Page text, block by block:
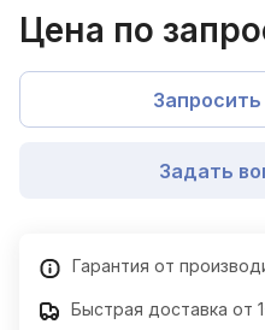
Цена по
Задать
Гарантия от
Быстрая доставка от